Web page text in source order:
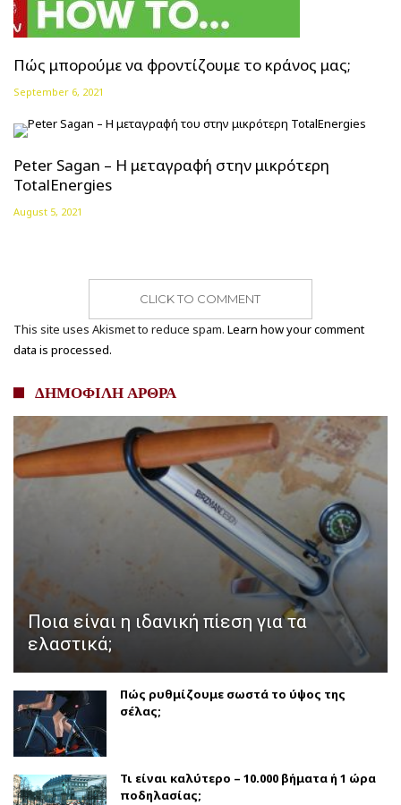
Πώς μπορούμε να φροντίζουμε το κράνος μας;
September 6, 2021
Peter Sagan – Η μεταγραφή στην μικρότερη
TotalEnergies
August 5, 2021
CLICK TO COMMENT
This site uses Akismet to reduce spam. Learn how your comment
data is processed.
ΔΗΜΟΦΙΛΗ ΑΡΘΡΑ
Ποια είναι η ιδανική πίεση για τα
ελαστικά;
Πώς ρυθμίζουμε σωστά το ύψος της
σέλας;
Τι είναι καλύτερο – 10.000 βήματα ή 1 ώρα
ποδηλασίας;